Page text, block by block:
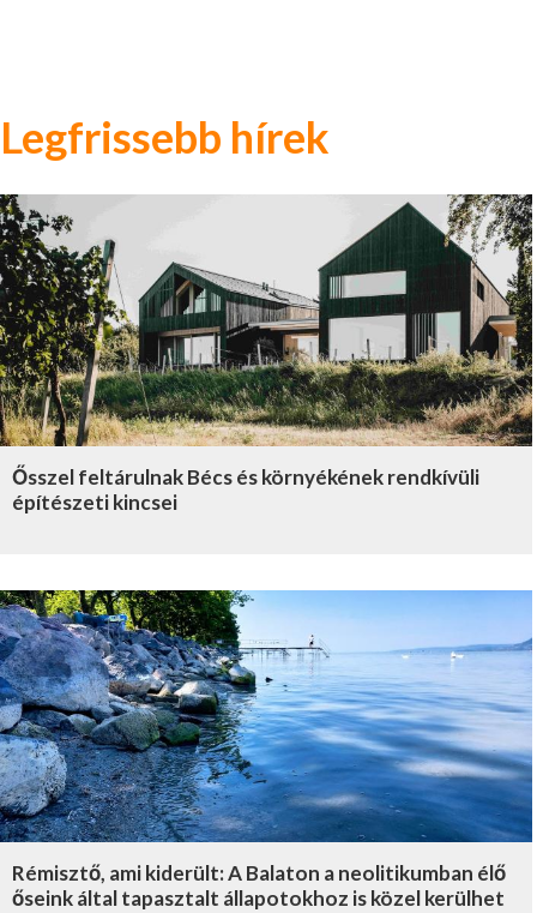
Legfrissebb hírek
Ősszel feltárulnak Bécs és környékének rendkívüli
építészeti kincsei
Rémisztő, ami kiderült: A Balaton a neolitikumban élő
őseink által tapasztalt állapotokhoz is közel kerülhet